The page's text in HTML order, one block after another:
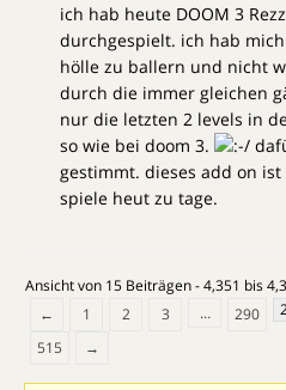
ich hab heute DOOM 3
durchgespielt. ich hab
hölle zu ballern und nicht
durch die immer gleichen
nur die letzten 2 levels in
so wie bei doom 3.
gestimmt. dieses add on
spiele heut zu tage.
Ansicht von 15 Beiträgen - 4,351 bis
←
1 2 3 … 290
515
→